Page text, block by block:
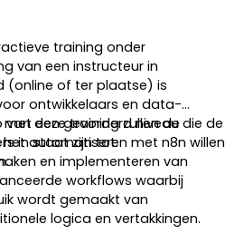
training onder
van een instructeur in
(online of ter plaatse) is
ontwikkelaars en data-
met een gevorderd niveau die de
het automatiseren met n8n willen
deze training zullen de
in staat zijn tot:
en implementeren van
workflows waarbij
wordt gemaakt van
logica en vertakkingen.